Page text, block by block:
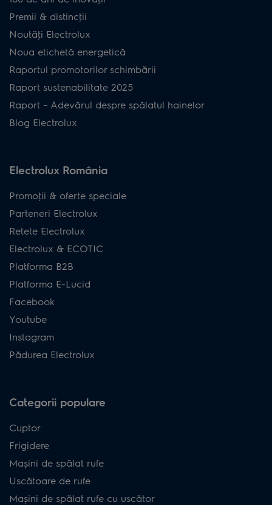
Premii & distincţii
Noutăţi Electrolux
Noua etichetă energetică
Raportul promotorilor schimbării
Raport sustenabilitate 2025
Raport – Adevărul despre spălatul hainelor
Blog Electrolux
Electrolux România
Promoţii & oferte speciale
Parteneri Electrolux
Retete Electrolux
Electrolux & ECOTIC
Platforma B2B
Platforma E-Lucid
Facebook
Youtube
Instagram
Pădurea Electrolux
Categorii populare
Cuptor
Frigidere
Mașini de spălat rufe
Uscătoare de rufe
Mașini de spălat rufe cu uscător